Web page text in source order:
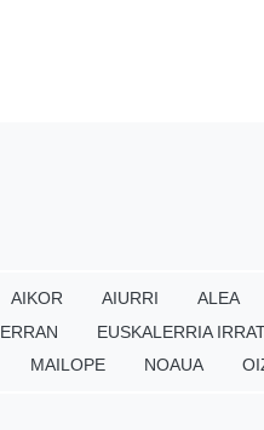
AIKOR AIURRI ALEA
ERRAN EUSKALERRIA
MAILOPE NOAUA